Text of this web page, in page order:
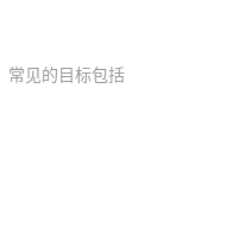
常见的目标包括